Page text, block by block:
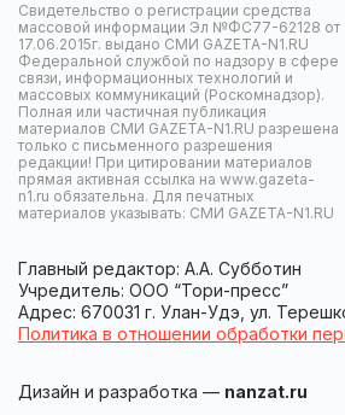
Свидетельство о регистрации средства
массовой информации Эл №ФС77-62128 от
17.06.2015г. выдано СМИ GAZETA-N1.RU
Федеральной службой по надзору в сфере
связи, информационных технологий и
массовых коммуникаций (Роскомнадзор).
Полная или частичная публикация
материалов СМИ GAZETA-N1.RU разрешена
только с письменного разрешения
редакции! При цитировании материалов
прямая активная ссылка на www.gazeta-
n1.ru обязательна. Для печатных
материалов указывать: СМИ GAZETA-N1.RU
Главный редактор: А.А. Субботин
Учредитель: ООО “Тори-пресс”
Адрес: 670031 г. Улан-Удэ, ул.
Политика в отношении обработки
Дизайн и разработка — nanzat.ru